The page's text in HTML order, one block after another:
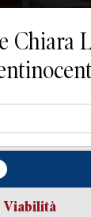
Chiara
Viabilità